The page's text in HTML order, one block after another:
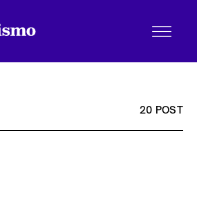
20 POST